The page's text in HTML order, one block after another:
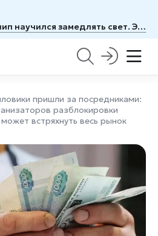
Корейский фотонный чип научился замедлять свет. Это может изменить архитектуру ИИ серверов
пришли за посредниками:
разблокировки
встряхнуть весь рынок